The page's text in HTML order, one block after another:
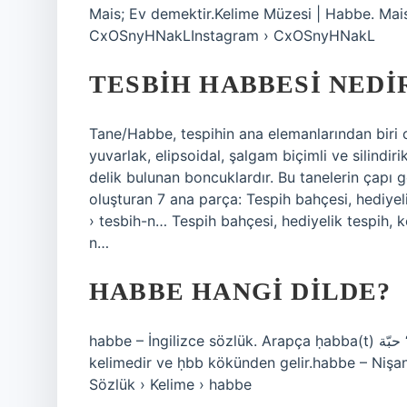
Mais; Ev demektir.Kelime Müzesi | Habbe.
CxOSnyHNakLInstagram › CxOSnyHNakL
TESBIH HABBESI
Tane/Habbe, tespihin ana elemanlarından
yuvarlak, elipsoidal, şalgam biçimli ve
delik bulunan boncuklardır. Bu tanelerin çapı
oluşturan 7 ana parça: ​​Tespih bahçesi,
› tesbih-n… Tespih bahçesi, hediyelik tespih,
n…
HABBE HANGI DILDE?
habbe – İngilizce sözlük. Arapça ḥabba(t) حبّة “mesane, tahıl, tohum” kelimesinden ödünç alınmış bir
kelimedir ve ḥbb kökünden gelir.habbe –
Sözlük › Kelime › habbe